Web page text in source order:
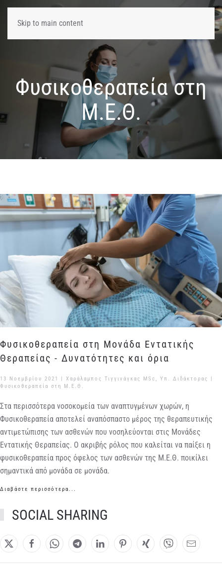
Skip to main content
Φυσικοθεραπεία στη
Μ.Ε.Θ.
Φυσικοθεραπεία στη Μονάδα Εντατικής
Θεραπείας - Δυνατότητες και όρια
13 Νοεμβρίου 2021
| Χαράλαμπος Τιγγινάγκας MSc, Υπ. Διδάκτορας |
Φυσικοθεραπεία στη Μ.Ε.Θ.
Στα περισσότερα νοσοκομεία των αναπτυγμένων χωρών, η
Φυσικοθεραπεία αποτελεί αναπόσπαστο μέρος της θεραπευτικής
αντιμετώπισης των ασθενών που νοσηλεύονται στις Μονάδες
Εντατικής Θεραπείας. Ο ακριβής ρόλος που καλείται να παίξει η
φυσικοθεραπεία προς όφελος των ασθενών της Μ.Ε.Θ. ποικίλει
σημαντικά από μονάδα σε μονάδα.
Διαβάστε περισσότερα...
SOCIAL SHARING